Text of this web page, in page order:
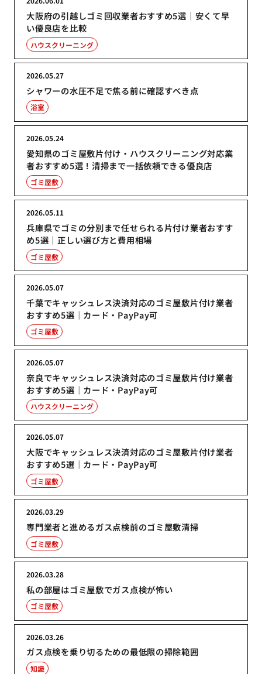
大阪府の引越しゴミ回収業者おすすめ5選｜安くて早
い優良店を比較
ハウスクリーニング
シャワーの水圧不足で焦る前に確認すべき点
2026.05.27
浴室
愛知県のゴミ屋敷片付け・ハウスクリーニング対応業
者おすすめ5選！清掃まで一括依頼できる優良店
2026.05.24
ゴミ屋敷
兵庫県でゴミの分別まで任せられる片付け業者おすす
め5選｜正しい選び方と費用相場
2026.05.11
ゴミ屋敷
千葉でキャッシュレス決済対応のゴミ屋敷片付け業者
おすすめ5選｜カード・PayPay可
2026.05.07
ゴミ屋敷
奈良でキャッシュレス決済対応のゴミ屋敷片付け業者
おすすめ5選｜カード・PayPay可
2026.05.07
ハウスクリーニング
大阪でキャッシュレス決済対応のゴミ屋敷片付け業者
おすすめ5選｜カード・PayPay可
2026.05.07
ゴミ屋敷
専門業者と進めるガス点検前のゴミ屋敷清掃
2026.03.29
ゴミ屋敷
私の部屋はゴミ屋敷でガス点検が怖い
2026.03.28
ゴミ屋敷
ガス点検を乗り切るための最低限の掃除範囲
2026.03.26
知識